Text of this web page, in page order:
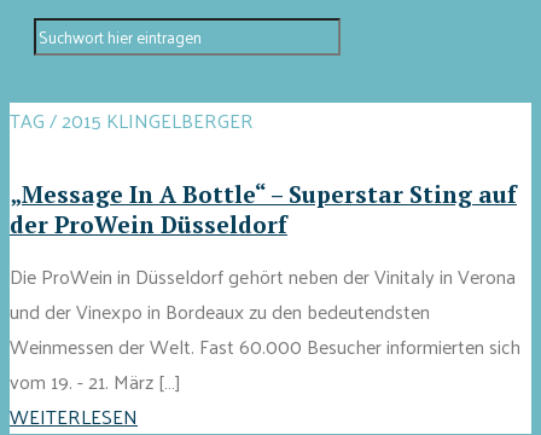
TAG / 2015 KLINGELBERGER
„Message In A Bottle“ – Superstar Sting auf
der ProWein Düsseldorf
Die ProWein in Düsseldorf gehört neben der Vinitaly in Verona
und der Vinexpo in Bordeaux zu den bedeutendsten
Weinmessen der Welt. Fast 60.000 Besucher informierten sich
vom 19. - 21. März […]
WEITERLESEN